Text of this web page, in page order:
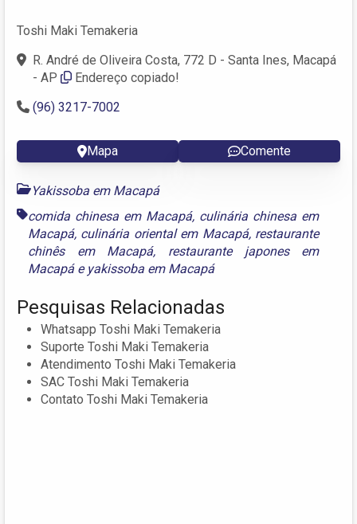
Toshi Maki Temakeria
R. André de Oliveira Costa, 772 D - Santa Ines, Macapá
- AP
Endereço copiado!
(96) 3217-7002
Mapa Comente
Yakissoba em Macapá
comida chinesa em Macapá, culinária chinesa em
Macapá, culinária oriental em Macapá, restaurante
chinês em Macapá, restaurante japones em
Macapáe yakissoba em Macapá
Pesquisas Relacionadas
Whatsapp Toshi Maki Temakeria
Suporte Toshi Maki Temakeria
Atendimento Toshi Maki Temakeria
SAC Toshi Maki Temakeria
Contato Toshi Maki Temakeria